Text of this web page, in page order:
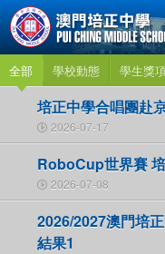
全部 學校動態 學生獎
培正中學合唱團赴
2026-07-17
RoboCup世界賽
2026-07-08
2026/2027澳門培
結果1